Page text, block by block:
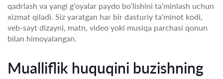
qadrlash va yangi g‘oyalar paydo bo‘lishini ta’minlash uchun
xizmat qiladi. Siz yaratgan har bir dasturiy ta’minot kodi,
veb-sayt dizayni, matn, video yoki musiqa parchasi qonun
bilan himoyalangan.
Mualliflik huquqini buzishning